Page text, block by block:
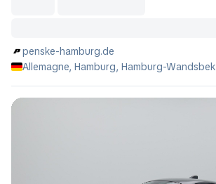
penske-hamburg.de
Allemagne, Hamburg, Hamburg-Wandsbek